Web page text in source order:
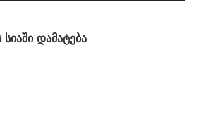
დამატება